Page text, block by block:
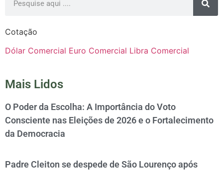
Cotação
Dólar Comercial Euro Comercial Libra Comercial
Mais Lidos
O Poder da Escolha: A Importância do Voto
Consciente nas Eleições de 2026 e o Fortalecimento
da Democracia
Padre Cleiton se despede de São Lourenço após